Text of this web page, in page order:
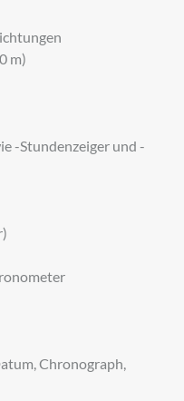
m)
-Stundenzeiger und -
Chronograph,